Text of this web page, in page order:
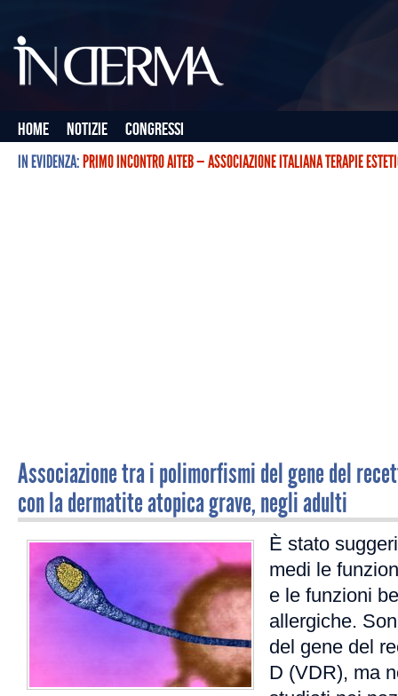
Home Notizie
Congressi
IN EVIDENZA:PRIMO INCONTRO AITEB — ASSOCIAZIONE ITALIANA TERAPIE
Associazione tra i polimorfismi del gene del
con la dermatite atopica grave, negli adulti
È stato
medi le
e le funzioni
allergiche.
del gene del
D (VDR), ma